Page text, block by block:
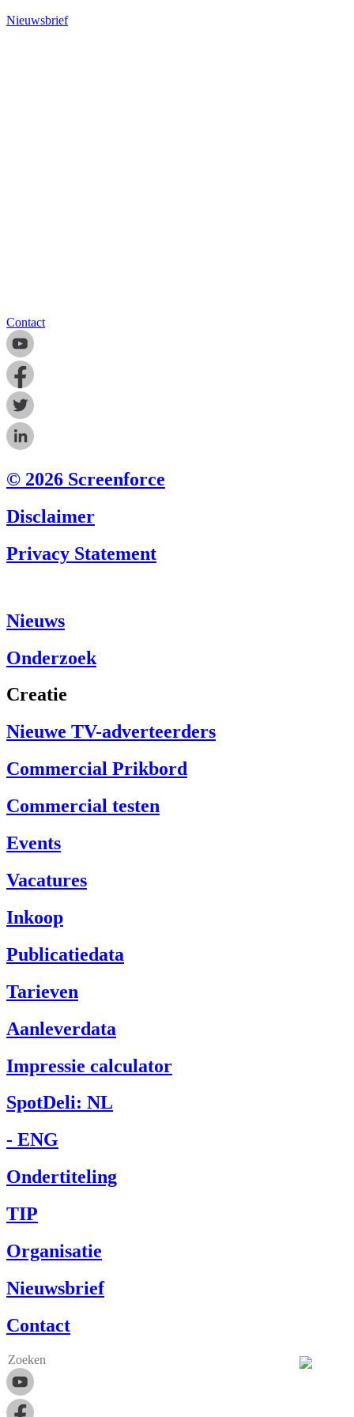
Nieuwsbrief
Contact
© 2026 Screenforce
Disclaimer
Privacy Statement
Nieuws
Onderzoek
Creatie
Nieuwe TV-adverteerders
Commercial Prikbord
Commercial testen
Events
Vacatures
Inkoop
Publicatiedata
Tarieven
Aanleverdata
Impressie calculator
SpotDeli: NL
- ENG
Ondertiteling
TIP
Organisatie
Nieuwsbrief
Contact